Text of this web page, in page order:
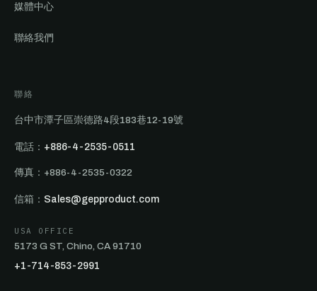
媒體中心
聯絡我們
聯絡
台中市潭子區崇德路4段183巷12-19號
電話： +886-4-2535-0511
傳真：+886-4-2535-0322
信箱： Sales@gepproduct.com
USA OFFICE
5173 G ST, Chino, CA 91710
+1-714-853-2991